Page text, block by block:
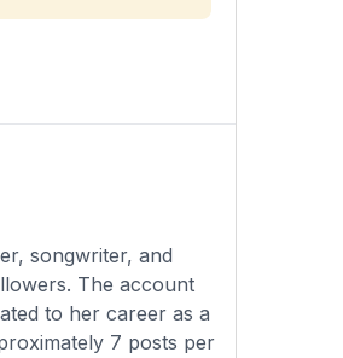
songwriter, and
The account
to her career as a
7 posts per